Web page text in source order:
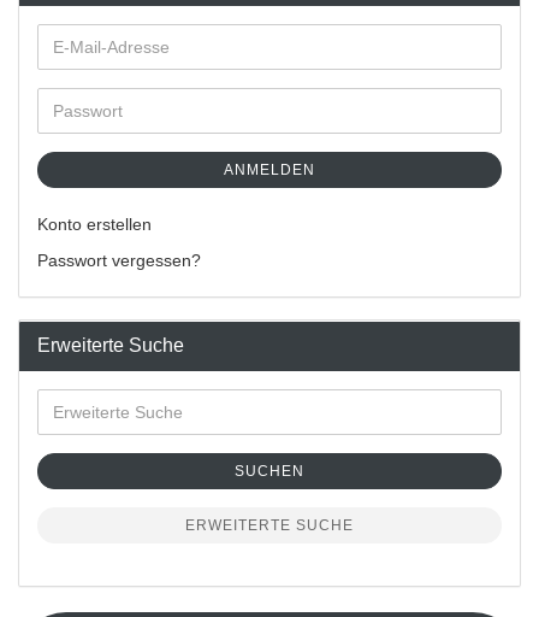
ANMELDEN
Konto erstellen
Passwort vergessen?
Erweiterte Suche
SUCHEN
ERWEITERTE SUCHE